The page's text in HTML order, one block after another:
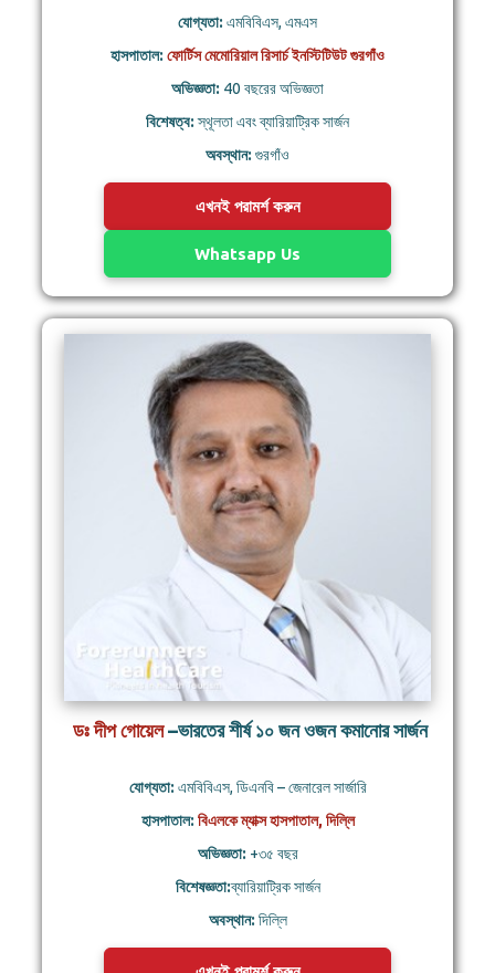
যোগ্যতা: এমবিবিএস, এমএস
হাসপাতাল: ফোর্টিস মেমোরিয়াল রিসার্চ ইনস্টিটিউট গুরগাঁও
অভিজ্ঞতা: 40 বছরের অভিজ্ঞতা
বিশেষত্ব:স্থূলতা এবং ব্যারিয়াট্রিক সার্জন
অবস্থান: গুরগাঁও
এখনই পরামর্শ করুন
Whatsapp Us
ডঃ দীপ গোয়েল–ভারতের শীর্ষ ১০ জন ওজন কমানোর সার্জন
যোগ্যতা: এমবিবিএস, ডিএনবি – জেনারেল সার্জারি
হাসপাতাল: বিএলকে ম্যাক্স হাসপাতাল, দিল্লি
অভিজ্ঞতা: +৩৫ বছর
বিশেষজ্ঞতা:ব্যারিয়াট্রিক সার্জন
অবস্থান: দিল্লি